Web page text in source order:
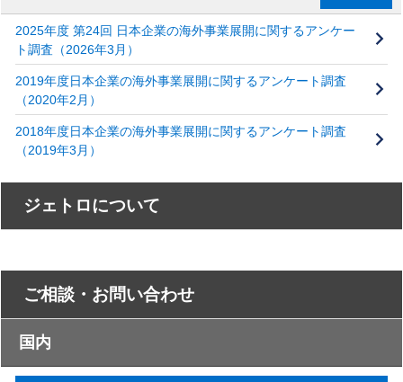
2025年度 第24回 日本企業の海外事業展開に関するアンケー
ト調査（2026年3月）
2019年度日本企業の海外事業展開に関するアンケート調査
（2020年2月）
2018年度日本企業の海外事業展開に関するアンケート調査
（2019年3月）
ジェトロについて
ご相談・お問い合わせ
国内